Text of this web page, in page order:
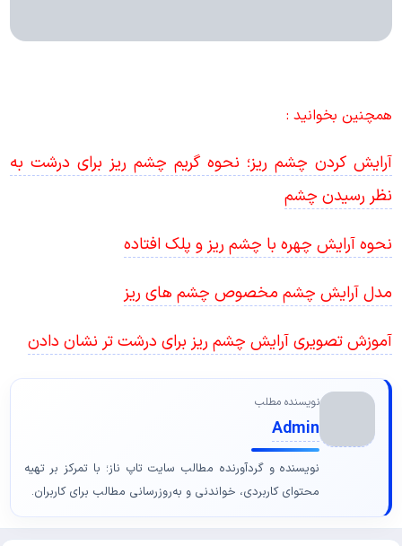
همچنین بخوانید :
آرایش کردن چشم ریز؛ نحوه گریم چشم ریز برای درشت به
نظر رسیدن چشم
نحوه آرایش چهره با چشم ریز و پلک افتاده
مدل آرایش چشم مخصوص چشم های ریز
آموزش تصویری آرایش چشم ریز برای درشت تر نشان دادن
نویسنده مطلب
Admin
نویسنده و گردآورنده مطالب سایت تاپ ناز؛ با تمرکز بر تهیه
محتوای کاربردی، خواندنی و به‌روزرسانی مطالب برای کاربران.